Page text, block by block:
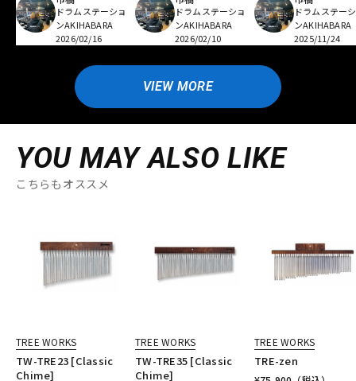
ドラムステーショ
ンAKIHABARA
2026/02/16
ドラムステーショ
ンAKIHABARA
2026/02/10
ドラムステー
ンAKIHABARA
2025/11/24
VIEW MORE
YOU MAY ALSO LIKE
こちらもオススメ
TREE WORKS
TW-TRE23 [Classic
Chime]
TREE WORKS
TW-TRE35 [Classic
Chime]
TREE WORKS
TRE-zen